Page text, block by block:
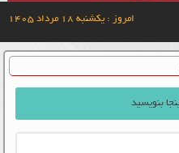
امروز : یکشنبه ۱۸ مرداد ۱۴۰۵